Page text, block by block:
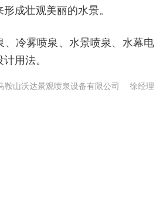
成壮观美丽的水景。
、冷雾喷泉、水景喷泉、水幕电
用法。
鞍山沃达景观喷泉设备有限公司 徐经理